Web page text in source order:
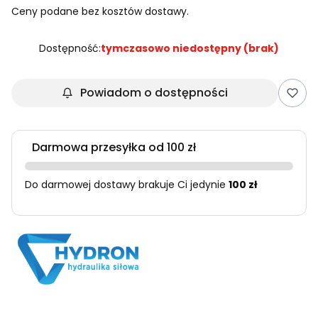
Ceny podane bez kosztów dostawy.
Dostępność:tymczasowo niedostępny (brak)
Powiadom o dostępności
Darmowa przesyłka od 100 zł
Do darmowej dostawy brakuje Ci jedynie 100 zł